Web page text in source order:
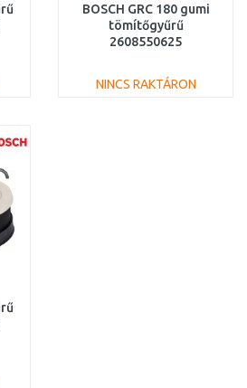
BOSCH GRC 180 gumi
tömítőgyűrű
2608550625
NINCS RAKTÁRON